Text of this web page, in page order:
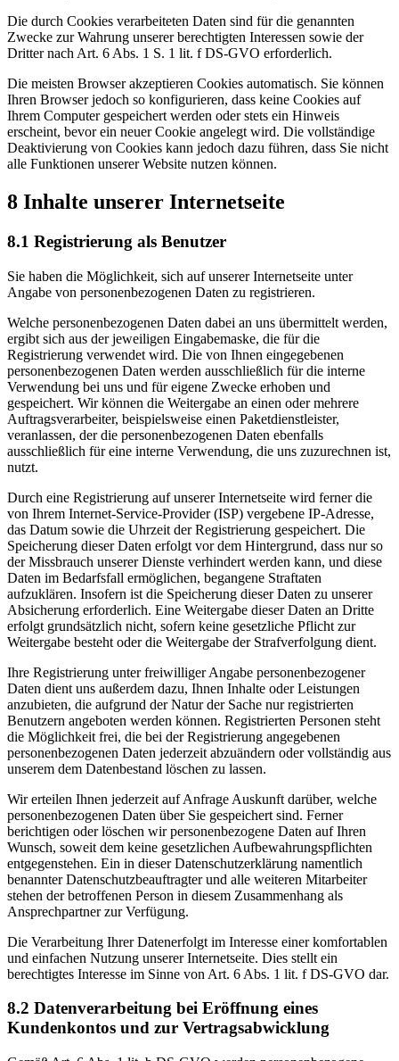
Die durch Cookies verarbeiteten Daten sind für die genannten
Zwecke zur Wahrung unserer berechtigten Interessen sowie der
Dritter nach Art. 6 Abs. 1 S. 1 lit. f DS-GVO erforderlich.
Die meisten Browser akzeptieren Cookies automatisch. Sie können
Ihren Browser jedoch so konfigurieren, dass keine Cookies auf
Ihrem Computer gespeichert werden oder stets ein Hinweis
erscheint, bevor ein neuer Cookie angelegt wird. Die vollständige
Deaktivierung von Cookies kann jedoch dazu führen, dass Sie nicht
alle Funktionen unserer Website nutzen können.
8 Inhalte unserer Internetseite
8.1 Registrierung als Benutzer
Sie haben die Möglichkeit, sich auf unserer Internetseite unter
Angabe von personenbezogenen Daten zu registrieren.
Welche personenbezogenen Daten dabei an uns übermittelt werden,
ergibt sich aus der jeweiligen Eingabemaske, die für die
Registrierung verwendet wird. Die von Ihnen eingegebenen
personenbezogenen Daten werden ausschließlich für die interne
Verwendung bei uns und für eigene Zwecke erhoben und
gespeichert. Wir können die Weitergabe an einen oder mehrere
Auftragsverarbeiter, beispielsweise einen Paketdienstleister,
veranlassen, der die personenbezogenen Daten ebenfalls
ausschließlich für eine interne Verwendung, die uns zuzurechnen ist,
nutzt.
Durch eine Registrierung auf unserer Internetseite wird ferner die
von Ihrem Internet-Service-Provider (ISP) vergebene IP-Adresse,
das Datum sowie die Uhrzeit der Registrierung gespeichert. Die
Speicherung dieser Daten erfolgt vor dem Hintergrund, dass nur so
der Missbrauch unserer Dienste verhindert werden kann, und diese
Daten im Bedarfsfall ermöglichen, begangene Straftaten
aufzuklären. Insofern ist die Speicherung dieser Daten zu unserer
Absicherung erforderlich. Eine Weitergabe dieser Daten an Dritte
erfolgt grundsätzlich nicht, sofern keine gesetzliche Pflicht zur
Weitergabe besteht oder die Weitergabe der Strafverfolgung dient.
Ihre Registrierung unter freiwilliger Angabe personenbezogener
Daten dient uns außerdem dazu, Ihnen Inhalte oder Leistungen
anzubieten, die aufgrund der Natur der Sache nur registrierten
Benutzern angeboten werden können. Registrierten Personen steht
die Möglichkeit frei, die bei der Registrierung angegebenen
personenbezogenen Daten jederzeit abzuändern oder vollständig aus
unserem dem Datenbestand löschen zu lassen.
Wir erteilen Ihnen jederzeit auf Anfrage Auskunft darüber, welche
personenbezogenen Daten über Sie gespeichert sind. Ferner
berichtigen oder löschen wir personenbezogene Daten auf Ihren
Wunsch, soweit dem keine gesetzlichen Aufbewahrungspflichten
entgegenstehen. Ein in dieser Datenschutzerklärung namentlich
benannter Datenschutzbeauftragter und alle weiteren Mitarbeiter
stehen der betroffenen Person in diesem Zusammenhang als
Ansprechpartner zur Verfügung.
Die Verarbeitung Ihrer Datenerfolgt im Interesse einer komfortablen
und einfachen Nutzung unserer Internetseite. Dies stellt ein
berechtigtes Interesse im Sinne von Art. 6 Abs. 1 lit. f DS-GVO dar.
8.2 Datenverarbeitung bei Eröffnung eines
Kundenkontos und zur Vertragsabwicklung